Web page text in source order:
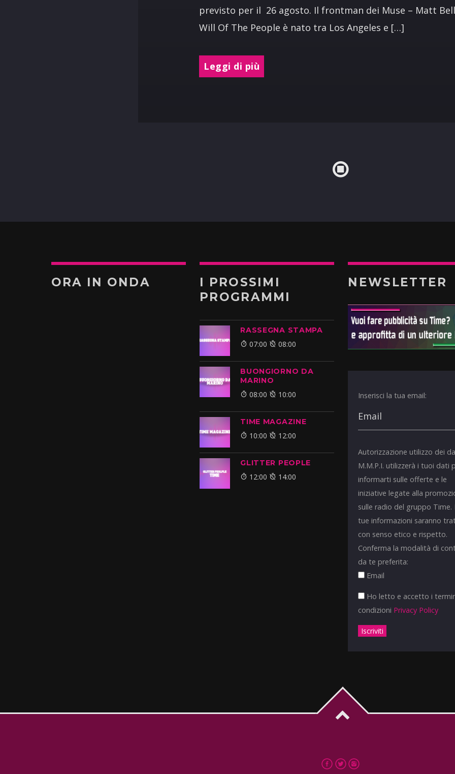
previsto per il 26 agosto. Il frontman dei Muse – Matt
Will Of The People è nato tra Los Angeles e […]
Leggi di più
ORA IN ONDA
I PROSSIMI
PROGRAMMI
RASSEGNA STAMPA
07:00 08:00
BUONGIORNO DA
MARINO
08:00 10:00
TIME MAGAZINE
10:00 12:00
GLITTER PEOPLE
12:00 14:00
NEWSLETTER
Inserisci la tua email:
Autorizzazione utilizzo dei
M.M.P.I. utilizzerà i tuoi dati
informarti sulle offerte e le
iniziative legate alla
sulle radio del gruppo Time.
tue informazioni saranno
con senso etico e rispetto.
Conferma la modalità di
da te preferita:
Email
Ho letto e accetto i
condizioni Privacy Policy